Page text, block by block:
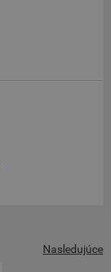
Nasledujúce